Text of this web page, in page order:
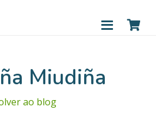
Miudiña
ao blog